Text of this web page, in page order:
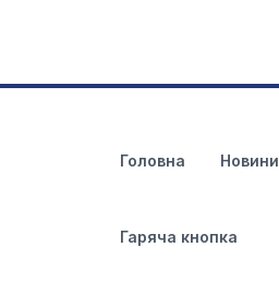
Головна Новини
Гаряча кнопка